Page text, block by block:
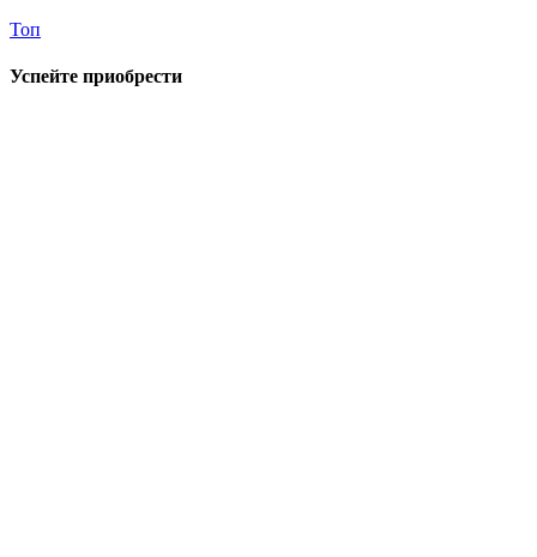
Топ
Успейте приобрести